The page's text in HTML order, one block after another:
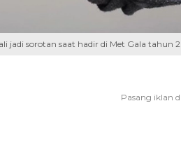
jadi sorotan saat hadir di Met Gala tahun